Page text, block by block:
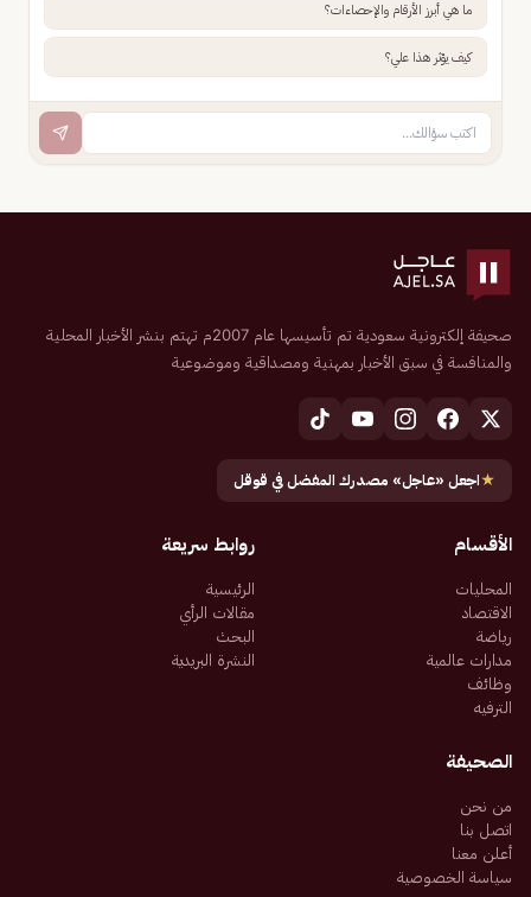
ما هي أبرز الأرقام والإحصاءات؟
كيف يؤثر هذا علي؟
صحيفة إلكترونية سعودية تم تأسيسها عام 2007م تهتم بنشر الأخبار المحلية
والمنافسة في سبق الأخبار بمهنية ومصداقية وموضوعية
★اجعل «عاجل» مصدرك المفضل في قوقل
الأقسام
المحليات
الاقتصاد
رياضة
مدارات عالمية
وظائف
الترفيه
روابط سريعة
الرئيسية
مقالات الرأي
البحث
النشرة البريدية
الصحيفة
من نحن
اتصل بنا
أعلن معنا
سياسة الخصوصية